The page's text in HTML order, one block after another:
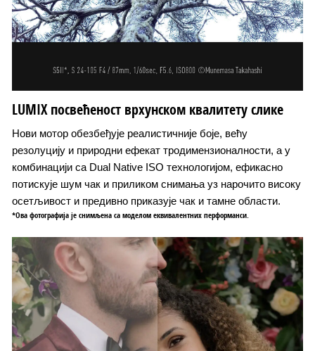
LUMIX посвећеност врхунском квалитету слике
Нови мотор обезбеђује реалистичније боје, већу
резолуцију и природни ефекат тродимензионалности, а у
комбинацији са Dual Native ISO технологијом, ефикасно
потискује шум чак и приликом снимања уз нарочито високу
осетљивост и предивно приказује чак и тамне области.
*Ова фотографија је снимљена са моделом еквивалентних перформанси.